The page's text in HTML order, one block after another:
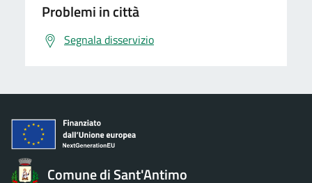
Problemi in città
Segnala disservizio
Comune di Sant'Antimo